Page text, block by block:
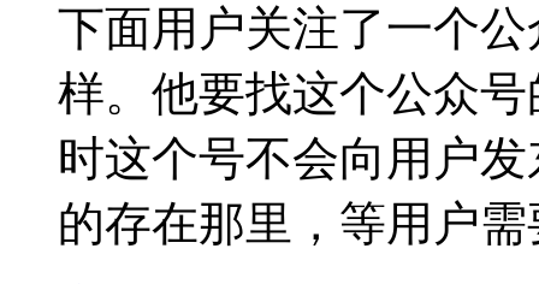
下面用户关注了一个
样。他要找这个公众
时这个号不会向用户
的存在那里，等用户